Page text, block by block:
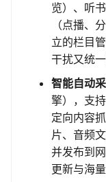
览）、听
（点播、
立的栏目
干扰又统
智能自动
擎），支
定向内容
片、音频
并发布到
更新与海量